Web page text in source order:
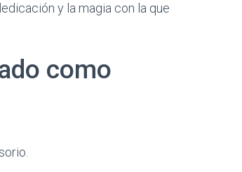
y la magia con la que
como